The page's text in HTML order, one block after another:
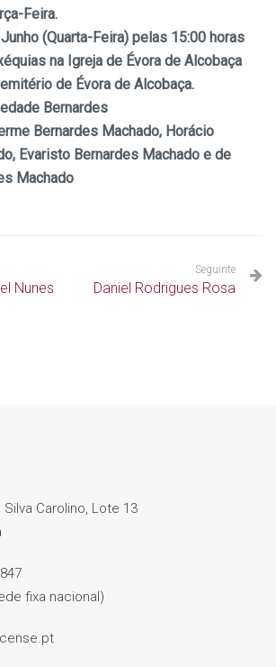
Feira.
(Quarta-Feira) pelas 15:00 horas
na Igreja de Évora de Alcobaça
de Évora de Alcobaça.
Bernardes
Bernardes Machado, Horácio
Evaristo Bernardes Machado e de
Machado
Nunes
Seguinte
Daniel Rodrigues Rosa
Silva Carolino, Lote 13
fixa nacional)